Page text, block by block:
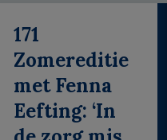
171
Zomereditie
met Fenna
Eefting: ‘In